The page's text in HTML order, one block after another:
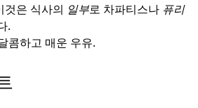
은 식사의 일부로 차파티스나 퓨리
.
콤하고 매운 우유.